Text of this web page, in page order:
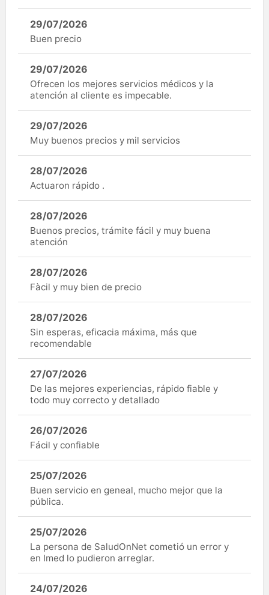
29/07/2026
Buen precio
29/07/2026
Ofrecen los mejores servicios médicos y la
atención al cliente es impecable.
29/07/2026
Muy buenos precios y mil servicios
28/07/2026
Actuaron rápido .
28/07/2026
Buenos precios, trámite fácil y muy buena
atención
28/07/2026
Fàcil y muy bien de precio
28/07/2026
Sin esperas, eficacia máxima, más que
recomendable
27/07/2026
De las mejores experiencias, rápido fiable y
todo muy correcto y detallado
26/07/2026
Fácil y confiable
25/07/2026
Buen servicio en geneal, mucho mejor que la
pública.
25/07/2026
La persona de SaludOnNet cometió un error y
en Imed lo pudieron arreglar.
24/07/2026